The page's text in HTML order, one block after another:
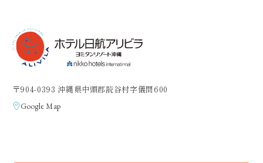
〒904-0393 沖縄県中頭郡読谷村字儀間600
Google Map